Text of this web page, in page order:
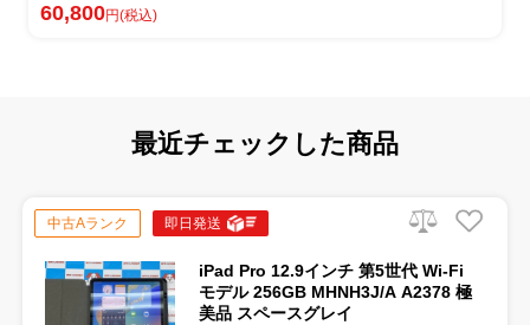
60,800円(税込)
最近チェックした商品
中古Aランク 即日発送
iPad Pro 12.9インチ 第5世代 Wi-Fi
モデル 256GB MHNH3J/A A2378 極
美品 スペースグレイ